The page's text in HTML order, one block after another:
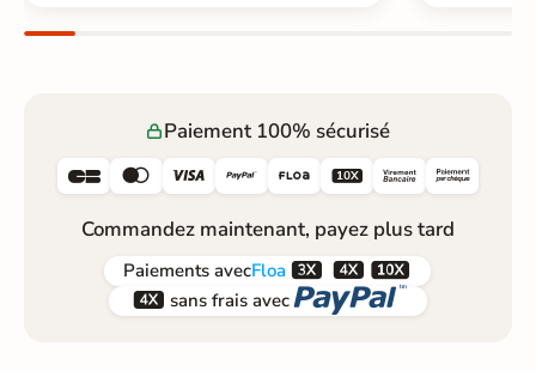
Paiement 100% sécurisé
     
Commandez maintenant, payez plus tard
Paiements avecFloa  
 sans frais avec 